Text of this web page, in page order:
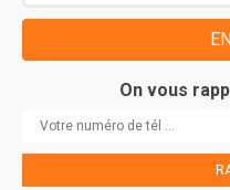
On vous